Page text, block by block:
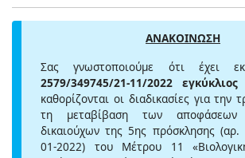
ΑΝΑΚΟΙΝΩΣΗ
Σας γνωστοποιούμε ότι έχει
2579/349745/21-11/2022 εγκύκλιος
καθορίζονται οι διαδικασίες για την
τη μεταβίβαση των αποφάσεων
δικαιούχων της 5ης πρόσκλησης
01-2022) του Μέτρου 11